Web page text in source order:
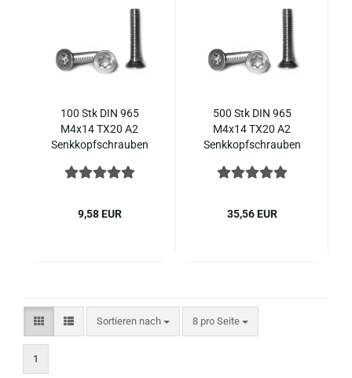
100 Stk DIN 965
M4x14 TX20 A2
Senk­kopf­schrau­ben
Kopf
9,58 EUR
500 Stk DIN 965
M4x14 TX20 A2
Senk­kopf­schrau­ben
Kopf
35,56 EUR
Sortieren nach
Sortieren nach 8 pro Seite
pro Seite
1